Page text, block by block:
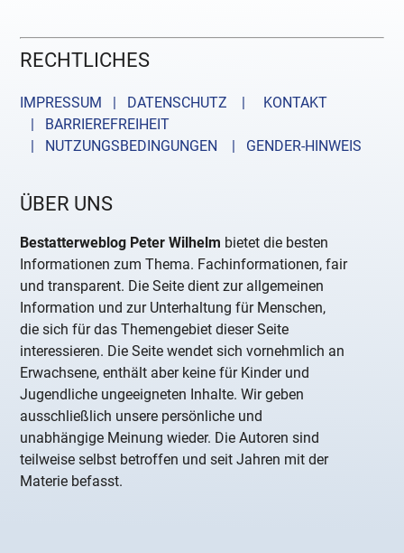
RECHTLICHES
IMPRESSUM | DATENSCHUTZ |
KONTAKT
| BARRIEREFREIHEIT
| NUTZUNGSBEDINGUNGEN
| GENDER-HINWEIS
ÜBER UNS
Bestatterweblog Peter Wilhelm bietet die besten
Informationen zum Thema. Fachinformationen, fair
und transparent. Die Seite dient zur allgemeinen
Information und zur Unterhaltung für Menschen,
die sich für das Themengebiet dieser Seite
interessieren. Die Seite wendet sich vornehmlich an
Erwachsene, enthält aber keine für Kinder und
Jugendliche ungeeigneten Inhalte. Wir geben
ausschließlich unsere persönliche und
unabhängige Meinung wieder. Die Autoren sind
teilweise selbst betroffen und seit Jahren mit der
Materie befasst.